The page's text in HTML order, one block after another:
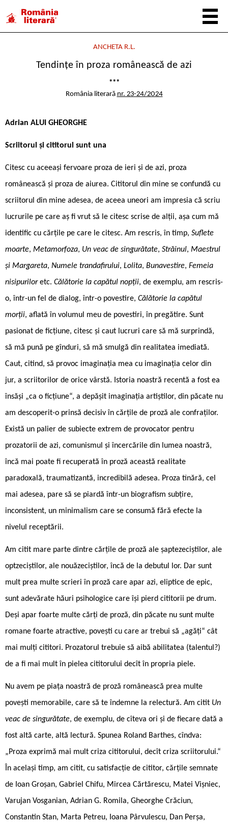
ANCHETA R.L.
Tendințe în proza românească de azi
***
România literară nr. 23-24/2024
Adrian ALUI GHEORGHE
Scriitorul și cititorul sunt una
Citesc cu aceeași fervoare proza de ieri și de azi, proza
românească și proza de aiurea. Cititorul din mine se confundă cu
scriitorul din mine adesea, de aceea uneori am impresia că scriu
lucrurile pe care aș fi vrut să le citesc scrise de alții, așa cum mă
identific cu cărțile pe care le citesc. Am rescris, în timp, Suflete
moarte, Metamorfoza, Un veac de singurătate, Străinul, Maestrul
și Margareta, Numele trandafirului, Lolita, Bunavestire, Femeia
nisipuriloretc. Călătorie la capătul nopții, de exemplu, am rescris-
o, într-un fel de dialog, într-o povestire, Călătorie la capătul
morții, aflată în volumul meu de povestiri, în pregătire. Sunt
pasionat de ficțiune, citesc și caut lucruri care să mă surprindă,
să mă pună pe gînduri, să mă smulgă din realitatea imediată.
Caut, citind, să provoc imaginația mea cu imaginația celor din
jur, a scriitorilor de orice vârstă. Istoria noastră recentă a fost ea
însăși „ca o ficțiune“, a depășit imaginația artiștilor, din păcate nu
am descoperit-o prinsă decisiv în cărțile de proză ale confraților.
Există un palier de subiecte extrem de provocator pentru
prozatorii de azi, comunismul și încercările din lumea noastră,
încă mai poate fi recuperată în proză această realitate
paradoxală, traumatizantă, incredibilă adesea. Proza tînără, cel
mai adesea, pare să se piardă într-un biografism subțire,
inconsistent, un minimalism care se consumă fără efecte la
nivelul receptării.
Am citit mare parte dintre cărțile de proză ale șaptezeciștilor, ale
optzeciștilor, ale nouăzeciștilor, încă de la debutul lor. Dar sunt
mult prea multe scrieri în proză care apar azi, eliptice de epic,
sunt adevărate hăuri psihologice care își pierd cititorii pe drum.
Deși apar foarte multe cărți de proză, din păcate nu sunt multe
romane foarte atractive, povești cu care ar trebui să „agăți“ cât
mai mulți cititori. Prozatorul trebuie să aibă abilitatea (talentul?)
de a fi mai mult în pielea cititorului decît în propria piele.
Nu avem pe piața noastră de proză românească prea multe
povești memorabile, care să te îndemne la relectură. Am citit Un
veac de singurătate, de exemplu, de cîteva ori și de fiecare dată a
fost altă carte, altă lectură. Spunea Roland Barthes, cîndva:
„Proza exprimă mai mult criza cititorului, decît criza scriitorului.“
În același timp, am citit, cu satisfacție de cititor, cărțile semnate
de Ioan Groșan, Gabriel Chifu, Mircea Cărtărescu, Matei Vișniec,
Varujan Vosganian, Adrian G. Romila, Gheorghe Crăciun,
Constantin Stan, Marta Petreu, Ioana Pârvulescu, Dan Perșa,